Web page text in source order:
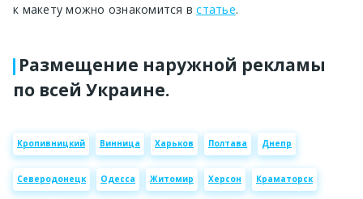
к макету можно ознакомится встатье.
Размещение наружной рекламы
по всей Украине.
Кропивницкий Винница Харьков Полтава Днепр
Северодонецк Одесса Житомир Херсон Краматорск